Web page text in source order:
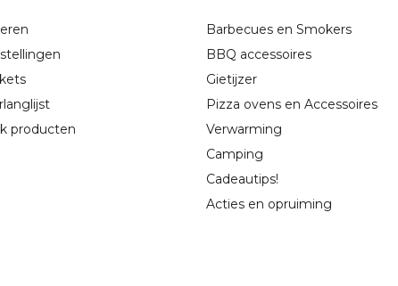
producten
Barbecues en Smokers
BBQ accessoires
Gietijzer
Pizza ovens en Accessoires
Verwarming
Camping
Cadeautips!
Acties en opruiming